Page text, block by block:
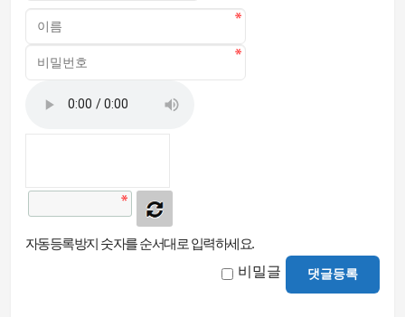
자동등록방지 숫자를 순서대로 입력하세요.
비밀글 댓글등록